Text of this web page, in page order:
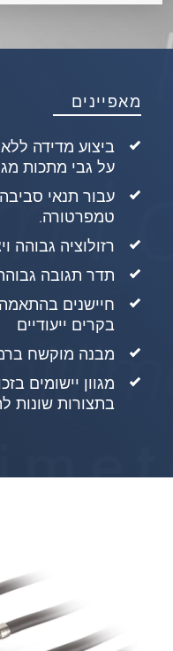
מאפיינים
ביצוע מדידה
על גבי מתכות
עבור תנאי
טמפרטורה.
רזולוציה
תדר תגובה
חיישנים
בקרים ייעודיים
מבנה מוקשח
מגוון יישומים
בתצורות שונות